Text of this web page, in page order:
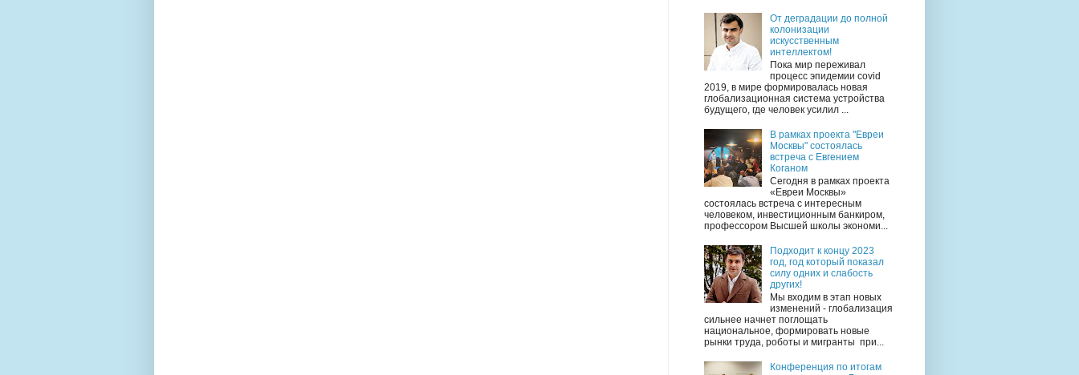
От деградации до полной
колонизации
искусственным
интеллектом!
Пока мир переживал
процесс эпидемии covid
2019, в мире формировалась новая
глобализационная система устройства
будущего, где человек усилил ...
В рамках проекта "Евреи
Москвы" состоялась
встреча с Евгением
Коганом
Сегодня в рамках проекта
«Евреи Москвы»
состоялась встреча с интересным
человеком, инвестиционным банкиром,
профессором Высшей школы экономи...
Подходит к концу 2023
год, год который показал
силу одних и слабость
других!
Мы входим в этап новых
изменений - глобализация
сильнее начнет поглощать
национальное, формировать новые
рынки труда, роботы и мигранты при...
Конференция по итогам